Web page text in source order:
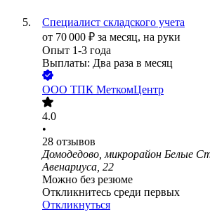
Специалист складского учета
от 70 000 ₽ за месяц, на руки
Опыт 1-3 года
Выплаты: Два раза в месяц
ООО ТПК МеткомЦентр
4.0
•
28 отзывов
Домодедово, микрорайон Белые
Авенариуса, 22
Можно без резюме
Откликнитесь среди первых
Откликнуться